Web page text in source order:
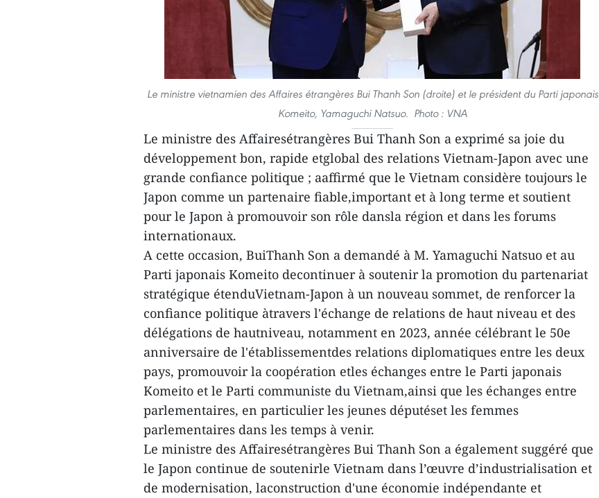
Le ministre vietnamien des Affaires étrangères Bui Thanh Son (droite) et le président du Parti japonais
Komeito, Yamaguchi Natsuo. Photo : VNA
Le ministre des Affairesétrangères Bui Thanh Son a exprimé sa joie du
développement bon, rapide etglobal des relations Vietnam-Japon avec une
grande confiance politique ; aaffirmé que le Vietnam considère toujours le
Japon comme un partenaire fiable,important et à long terme et soutient
pour le Japon à promouvoir son rôle dansla région et dans les forums
internationaux.
A cette occasion, BuiThanh Son a demandé à M. Yamaguchi Natsuo et au
Parti japonais Komeito decontinuer à soutenir la promotion du partenariat
stratégique étenduVietnam-Japon à un nouveau sommet, de renforcer la
confiance politique àtravers l'échange de relations de haut niveau et des
délégations de hautniveau, notamment en 2023, année célébrant le 50e
anniversaire de l'établissementdes relations diplomatiques entre les deux
pays, promouvoir la coopération etles échanges entre le Parti japonais
Komeito et le Parti communiste du Vietnam,ainsi que les échanges entre
parlementaires, en particulier les jeunes députéset les femmes
parlementaires dans les temps à venir.
Le ministre des Affairesétrangères Bui Thanh Son a également suggéré que
le Japon continue de soutenirle Vietnam dans l’œuvre d’industrialisation et
de modernisation, laconstruction d'une économie indépendante et